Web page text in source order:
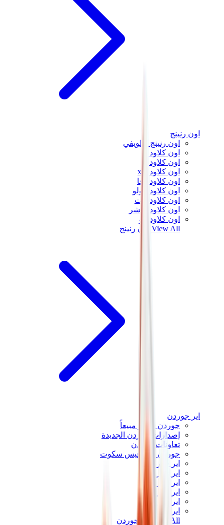
اون رنينج
اون رنينج x لويفي
اون كلاود 5
اون كلاود 6
اون كلاود x 3
اون كلاودنوفا
اون كلاودسولو
اون كلاودتيلت
اون كلاودفنتشر
اون كلاودفلو
View All
اون رنينج
اير جوردن
جوردن الأكثر مبيعاً
إصدارات جوردن الجديدة
تعاونات جوردن
جوردن x ترافيس سكوت
اير جوردن 1
اير جوردن 2
اير جوردن 3
اير جوردن 4
اير جوردن 5
اير جوردن 6
View All
اير جوردن